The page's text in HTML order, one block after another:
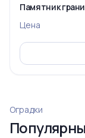
Памятник
Цена
Оградки